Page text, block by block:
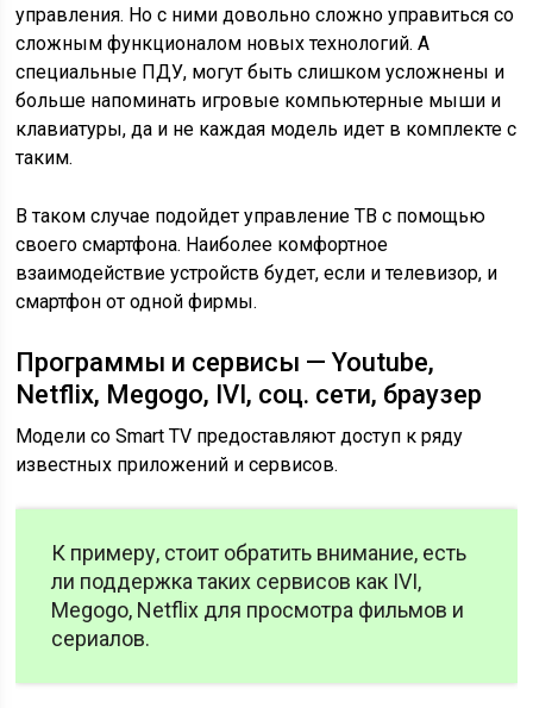
управления. Но с ними довольно сложно управиться со
сложным функционалом новых технологий. А
специальные ПДУ, могут быть слишком усложнены и
больше напоминать игровые компьютерные мыши и
клавиатуры, да и не каждая модель идет в комплекте с
таким.
В таком случае подойдет управление ТВ с помощью
своего смартфона. Наиболее комфортное
взаимодействие устройств будет, если и телевизор, и
смартфон от одной фирмы.
Программы и сервисы — Youtube,
Netflix, Megogo, IVI, соц. сети, браузер
Модели со Smart TV предоставляют доступ к ряду
известных приложений и сервисов.
К примеру, стоит обратить внимание, есть
ли поддержка таких сервисов как IVI,
Megogo, Netflix для просмотра фильмов и
сериалов.